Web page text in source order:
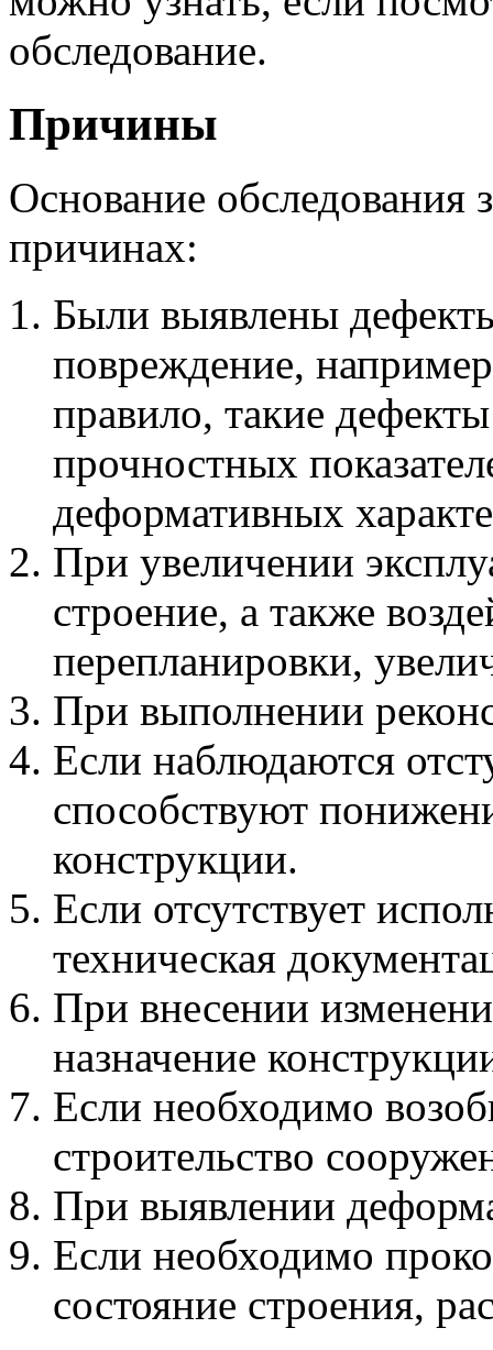
обследование.
Причины
Основание обследования
причинах:
Были выявлены
повреждение,
правило, такие
прочностных
деформативных
При увеличении
строение, а также
перепланировки,
При выполнении
Если наблюдаются
способствуют
конструкции.
Если отсутствует
техническая
При внесении
назначение
Если необходимо
строительство
При выявлении
Если необходимо
состояние строения,